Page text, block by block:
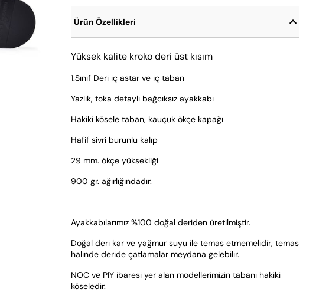
Ürün Özellikleri
Yüksek kalite kroko deri üst kısım
1.Sınıf Deri iç astar ve iç taban
Yazlık, toka detaylı bağcıksız ayakkabı
Hakiki kösele taban, kauçuk ökçe kapağı
Hafif sivri burunlu kalıp
29 mm. ökçe yüksekliği
900 gr. ağırlığındadır.
Ayakkabılarımız %100 doğal deriden üretilmiştir.
Doğal deri kar ve yağmur suyu ile temas etmemelidir, temas
halinde deride çatlamalar meydana gelebilir.
NOC ve PIY ibaresi yer alan modellerimizin tabanı hakiki
köseledir.